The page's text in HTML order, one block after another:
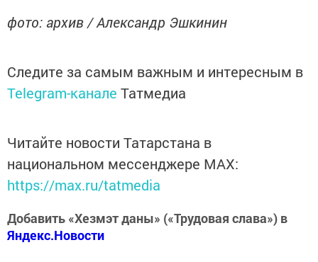
фото: архив / Александр Эшкинин
Следите за самым важным и интересным в
Telegram-канале Татмедиа
Читайте новости Татарстана в
национальном мессенджере MАХ:
https://max.ru/tatmedia
Добавить «Хезмэт даны» («Трудовая слава») в
Яндекс.Новости